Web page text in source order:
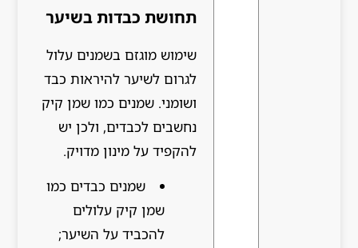
תחושת כבדות בשיער
שימוש מוגזם בשמנים עלול
לגרום לשיער להיראות כבד
ושומני. שמנים כמו שמן קיק
נחשבים לכבדים, ולכן יש
להקפיד על מינון מדויק.
שמנים כבדים כמו
שמן קיק עלולים
להכביד על השיער;